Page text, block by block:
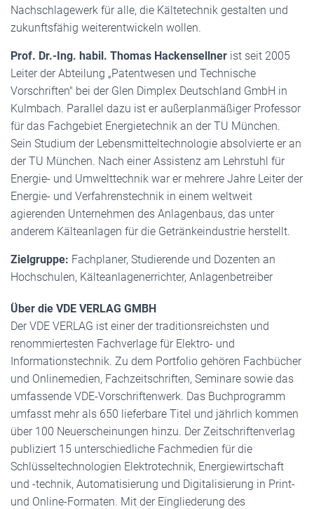
Nachschlagewerk für alle, die Kältetechnik gestalten und
zukunftsfähig weiterentwickeln wollen.
Prof. Dr.-Ing. habil. Thomas Hackensellner ist seit 2005
Leiter der Abteilung „Patentwesen und Technische
Vorschriften" bei der Glen Dimplex Deutschland GmbH in
Kulmbach. Parallel dazu ist er außerplanmäßiger Professor
für das Fachgebiet Energietechnik an der TU München.
Sein Studium der Lebensmitteltechnologie absolvierte er an
der TU München. Nach einer Assistenz am Lehrstuhl für
Energie- und Umwelttechnik war er mehrere Jahre Leiter der
Energie- und Verfahrenstechnik in einem weltweit
agierenden Unternehmen des Anlagenbaus, das unter
anderem Kälteanlagen für die Getränkeindustrie herstellt.
Zielgruppe: Fachplaner, Studierende und Dozenten an
Hochschulen, Kälteanlagenerrichter, Anlagenbetreiber
Über die VDE VERLAG GMBH
Der VDE VERLAG ist einer der traditionsreichsten und
renommiertesten Fachverlage für Elektro- und
Informationstechnik. Zu dem Portfolio gehören Fachbücher
und Onlinemedien, Fachzeitschriften, Seminare sowie das
umfassende VDE-Vorschriftenwerk. Das Buchprogramm
umfasst mehr als 650 lieferbare Titel und jährlich kommen
über 100 Neuerscheinungen hinzu. Der Zeitschriftenverlag
publiziert 15 unterschiedliche Fachmedien für die
Schlüsseltechnologien Elektrotechnik, Energiewirtschaft
und -technik, Automatisierung und Digitalisierung in Print-
und Online-Formaten. Mit der Eingliederung des